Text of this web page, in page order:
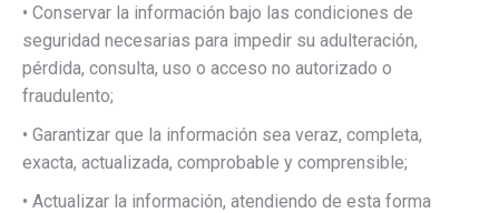
• Conservar la información bajo las condiciones de
seguridad necesarias para impedir su adulteración,
pérdida, consulta, uso o acceso no autorizado o
fraudulento;
• Garantizar que la información sea veraz, completa,
exacta, actualizada, comprobable y comprensible;
• Actualizar la información, atendiendo de esta forma